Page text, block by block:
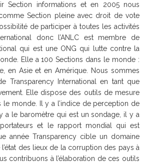
Section informations et en 2005 nous
Section pleine avec droit de vote
de participer à toutes les activités
donc l’ANLC est membre de
qui est une ONG qui lutte contre la
Elle a 100 Sections dans le monde :
en Asie et en Amérique. Nous sommes
Transparency International en tant que
Elle dispose des outils de mesure
le monde. Il y a l’indice de perception de
a le baromètre qui est un sondage, il y a
et le rapport mondial qui est
année Transparency cible un domaine
des lieux de la corruption des pays à
contribuons à l’élaboration de ces outils